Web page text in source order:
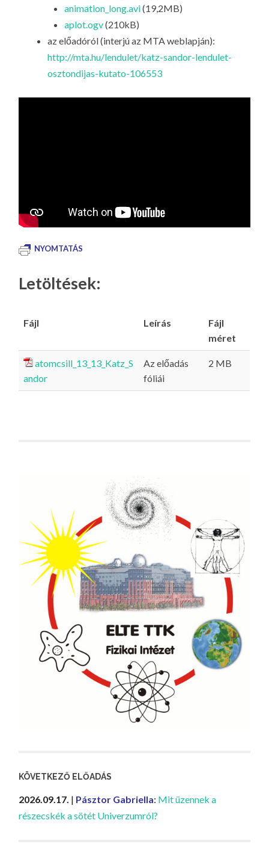
animation_long.avi(19,2MB)
aplot.ogv(210kB)
az előadóról (interjú az MTA weblapján):
http://mta.hu/lendulet/katz-sandor-lendulet-
osztondijas-kutato-106553
NYOMTATÁS
Letöltések:
Fájl Leírás
Fájl
méret
atomcsill_13_13_Katz_S
andor
Az előadás
fóliái
2 MB
KÖVETKEZŐ ELŐADÁS
2026.09.17. | Pásztor Gabriella: Mit üzennek a
részecskék a sötét Univerzumról?